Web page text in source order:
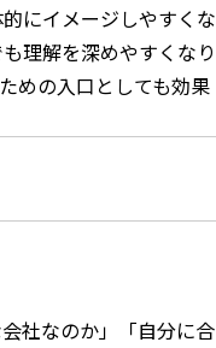
にイメージしやすくな
理解を深めやすくなり
めの入口としても効果
社なのか」「自分に合